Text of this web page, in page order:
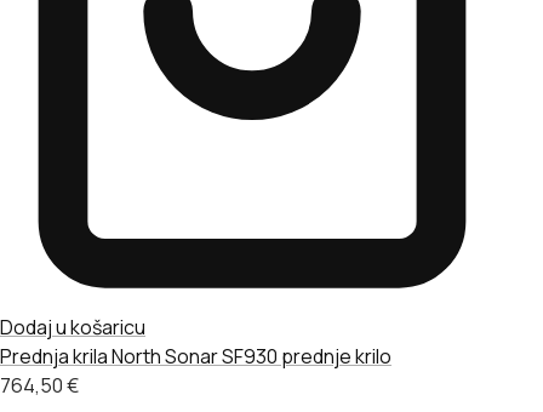
Dodaj u košaricu
Prednja krilaNorth Sonar SF930 prednje krilo
764,50€